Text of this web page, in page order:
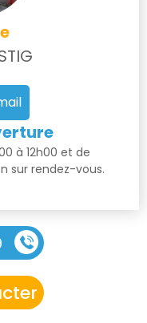
à 12h00 et de
sur rendez-vous.